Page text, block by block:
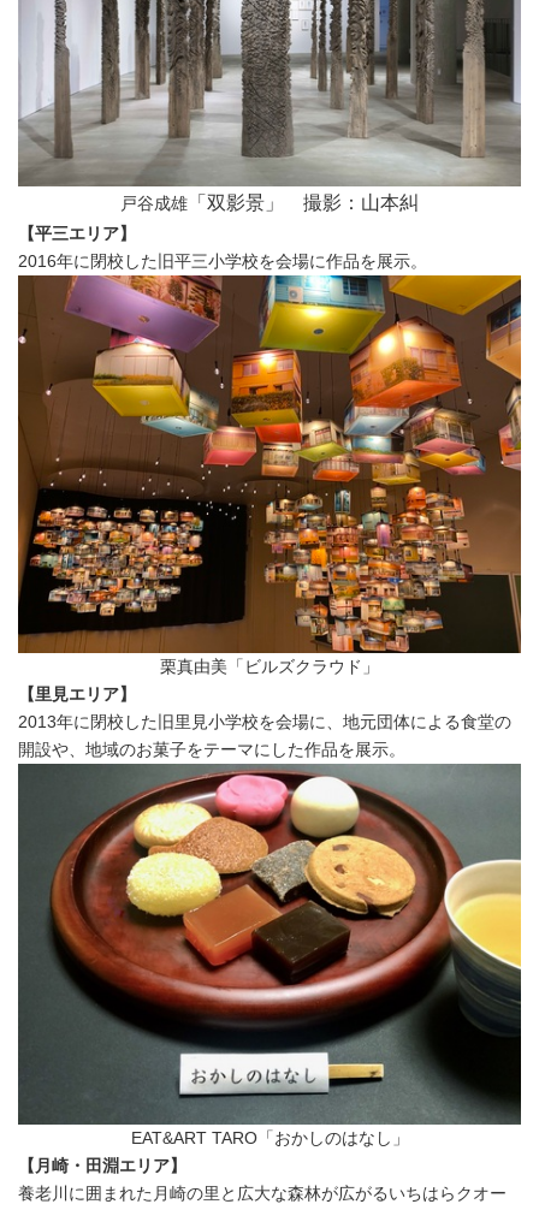
戸谷成雄 「双影景」 撮影：山本糾
【平三エリア】
2016年に閉校した旧平三小学校を会場に作品を展示。
栗真由美「ビルズクラウド」
【里見エリア】
2013年に閉校した旧里見小学校を会場に、地元団体による食堂の
開設や、地域のお菓子をテーマにした作品を展示。
EAT&ART TARO「おかしのはなし」
【月崎・田淵エリア】
養老川に囲まれた月崎の里と広大な森林が広がるいちはらクオー